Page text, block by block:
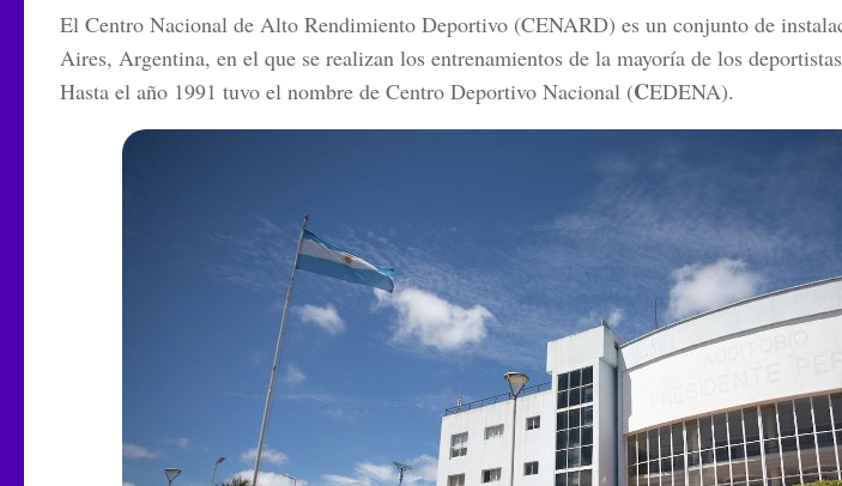
El Centro Nacional de Alto Rendimiento Deportivo (CENARD) es un conjunto de
Aires, Argentina, en el que se realizan los entrenamientos de la mayoría de los
Hasta el año 1991 tuvo el nombre de Centro Deportivo Nacional (CEDENA).